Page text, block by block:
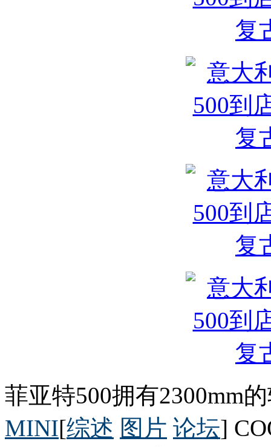
菲亚特500拥有2300mm
MINI[综述 图片 论坛]